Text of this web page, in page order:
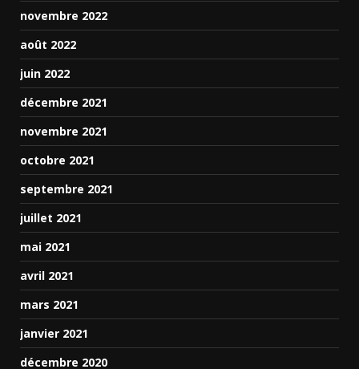
novembre 2022
août 2022
juin 2022
décembre 2021
novembre 2021
octobre 2021
septembre 2021
juillet 2021
mai 2021
avril 2021
mars 2021
janvier 2021
décembre 2020